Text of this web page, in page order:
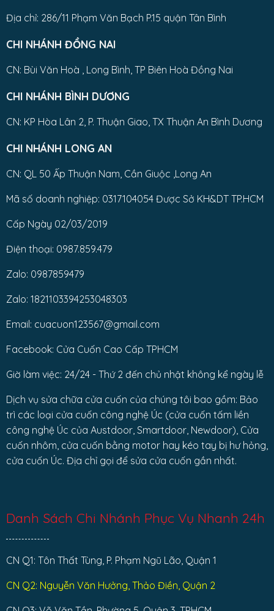
Địa chỉ: 286/11 Phạm Văn Bạch P.15 quận Tân Bình
CHI NHÁNH ĐỒNG NAI
CN: Bùi Văn Hoà , Long Bình, TP Biên Hoà Đồng Nai
CHI NHÁNH BÌNH DƯƠNG
CN: KP Hòa Lân 2, P. Thuận Giao, TX Thuận An Bình Dương
CHI NHÁNH LONG AN
CN: QL 50 Ấp Thuận Nam, Cần Giuộc ,Long An
Mã số doanh nghiệp: 0317104054 Được Sở KH&DT TP.HCM
Cấp Ngày 02/03/2019
Điện thoại: 0987.859.479
Zalo: 0987859479
Zalo: 1821103394253048303
Email: cuacuon123567@gmail.com
Facebook: Cửa Cuốn Cao Cấp TPHCM
Giờ làm việc: 24/24 - Thứ 2 đến chủ nhật không kể ngày lễ
Dịch vụ sửa chữa cửa cuốn của chúng tôi bao gồm: Bảo
trì các loại cửa cuốn công nghệ Úc (cửa cuốn tấm liền
công nghệ Úc của Austdoor, Smartdoor, Newdoor), Cửa
cuốn nhôm, cửa cuốn bằng motor hay kéo tay bị hư hỏng,
cửa cuốn Úc. Địa chỉ gọi để sửa cửa cuốn gần nhất.
Danh Sách Chi Nhánh Phục Vụ Nhanh 24h
CN Q1: Tôn Thất Tùng, P. Phạm Ngũ Lão, Quận 1
CN Q2: Nguyễn Văn Hưởng, Thảo Điền, Quận 2